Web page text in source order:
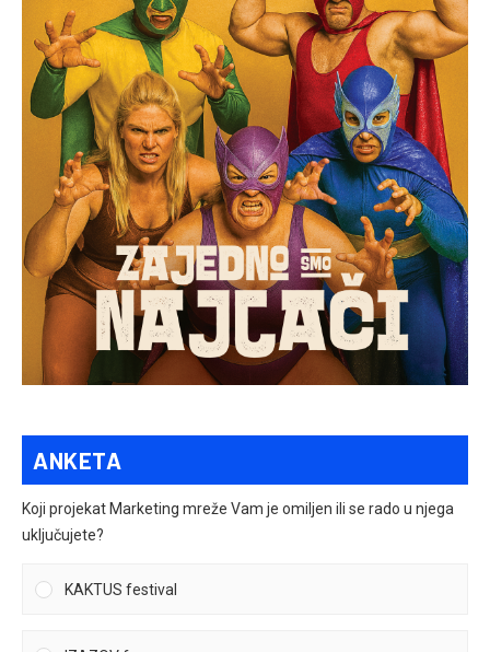
ANKETA
Koji projekat Marketing mreže Vam je omiljen ili se rado u njega
uključujete?
KAKTUS festival